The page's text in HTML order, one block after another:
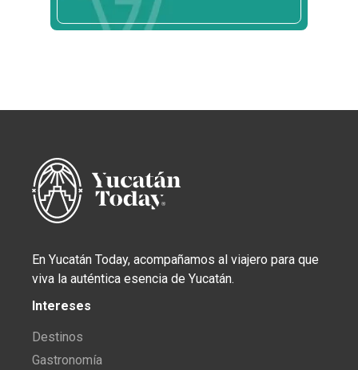
En Yucatán Today, acompañamos al viajero para que
viva la auténtica esencia de Yucatán.
Intereses
Destinos
Gastronomía